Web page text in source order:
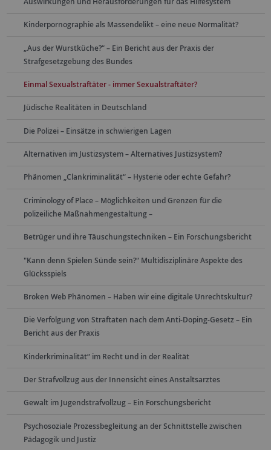
Kinderpornographie als Massendelikt – eine neue Normalität?
„Aus der Wurstküche?“ – Ein Bericht aus der Praxis der
Strafgesetzgebung des Bundes
Einmal Sexualstraftäter - immer Sexualstraftäter?
Jüdische Realitäten in Deutschland
Die Polizei – Einsätze in schwierigen Lagen
Alternativen im Justizsystem – Alternatives Justizsystem?
Phänomen „Clankriminalität“ – Hysterie oder echte Gefahr?
Criminology of Place – Möglichkeiten und Grenzen für die
polizeiliche Maßnahmengestaltung –
Betrüger und ihre Täuschungstechniken – Ein Forschungsbericht
"Kann denn Spielen Sünde sein?“ Multidisziplinäre Aspekte des
Glücksspiels
Broken Web Phänomen – Haben wir eine digitale Unrechtskultur?
Die Verfolgung von Straftaten nach dem Anti-Doping-Gesetz – Ein
Bericht aus der Praxis
Kinderkriminalität“ im Recht und in der Realität
Der Strafvollzug aus der Innensicht eines Anstaltsarztes
Gewalt im Jugendstrafvollzug – Ein Forschungsbericht
Psychosoziale Prozessbegleitung an der Schnittstelle zwischen
Pädagogik und Justiz